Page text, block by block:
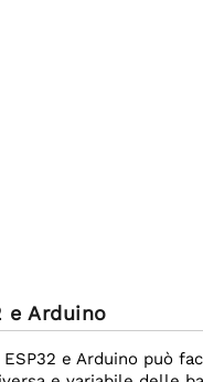
e Arduino
e Arduino può